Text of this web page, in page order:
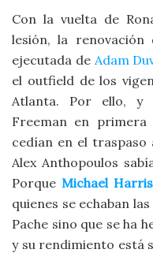
Con la vuelta de
lesión, la renovación
ejecutada de Adam
el outfield de los
Atlanta. Por ello,
Freeman en primera
cedían en el traspaso
Alex Anthopoulos
Porque Michael Harris
quienes se echaban
Pache sino que se ha
y su rendimiento está